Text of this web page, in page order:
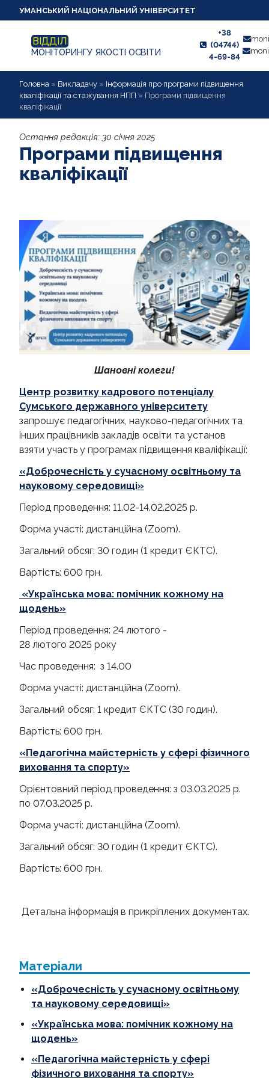
УМАНСЬКИЙ НАЦІОНАЛЬНИЙ УНІВЕРСИТЕТ
ВІДДІЛ
МОНІТОРИНГУ ЯКОСТІ ОСВІТИ
+38
(04744)
4-69-84
НОВИНИ
ПРО ВІДДІЛ
СТУДЕНТУ
ВИКЛАДАЧУ
ДИПЛОМНІ РОБОТИ
ПРОЕКТИ ОСВІТНІХ ПРОГРАМ
АКРЕДИТАЦІЙНІ ЕКСПЕРТИЗИ
АКАДЕМІЧНА ДОБРОЧЕСНІСТЬ
Головна » Викладачу » Інформація про програми підвищення
кваліфікації та стажування НПП » Програми підвищення
кваліфікації
Остання редакція: 30 січня 2025
Програми підвищення
кваліфікації
Шановні колеги!
Центр розвитку кадрового потенціалу
Сумського державного університету
запрошує педагогічних, науково-педагогічних та
інших працівників закладів освіти та установ
взяти участь у програмах підвищення кваліфікації:
«Доброчесність у сучасному освітньому та
науковому середовищі»
Період проведення: 11.02-14.02.2025 р.
Форма участі: дистанційна (Zoom).
Загальний обсяг: 30 годин (1 кредит ЄКТС).
Вартість: 600 грн.
«Українська мова: помічник кожному на
щодень»
Період проведення: 24 лютого -
28 лютого 2025 року
Час проведення: з 14.00
Форма участі: дистанційна (Zoom).
Загальний обсяг: 1 кредит ЄКТС (30 годин).
Вартість: 600 грн.
«Педагогічна майстерність у сфері фізичного
виховання та спорту»
Орієнтовний період проведення: з 03.03.2025 р.
по 07.03.2025 р.
Форма участі: дистанційна (Zoom).
Загальний обсяг: 30 годин (1 кредит ЄКТС).
Вартість: 600 грн.
Детальна інформація в прикріплених документах.
Матеріали
«Доброчесність у сучасному освітньому
та науковому середовищі»
«Українська мова: помічник кожному на
щодень»
«Педагогічна майстерність у сфері
фізичного виховання та спорту»